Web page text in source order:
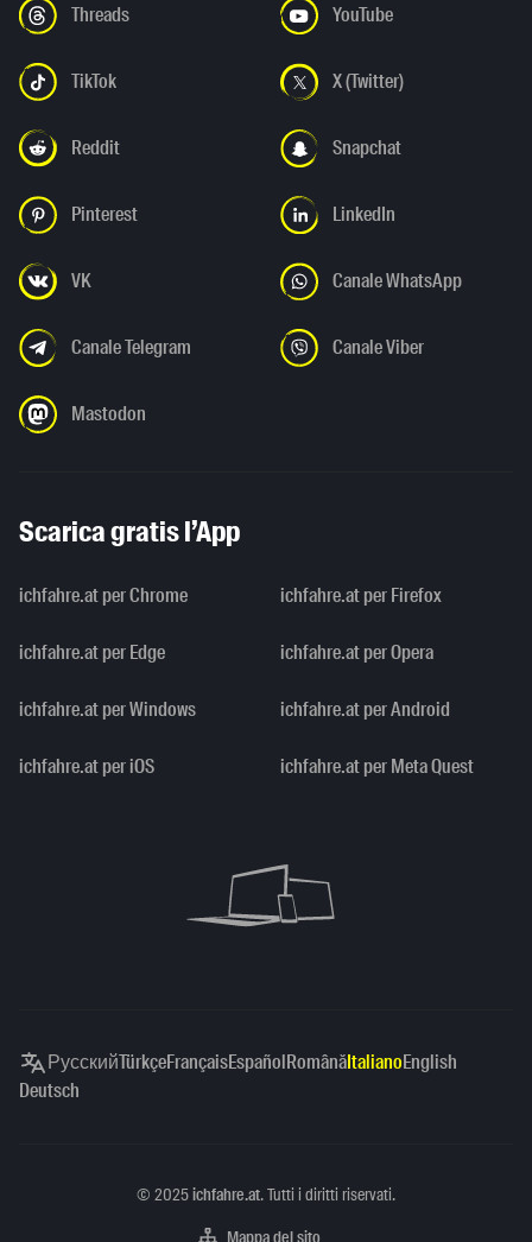
Threads YouTube
TikTok X (Twitter)
Reddit Snapchat
Pinterest LinkedIn
VK Canale WhatsApp
Canale Telegram Canale Viber
Mastodon
Scarica gratis l’App
ichfahre.at per Chrome ichfahre.at per Firefox
ichfahre.at per Edge ichfahre.at per Opera
ichfahre.at per Windows ichfahre.at per Android
ichfahre.at per iOS ichfahre.at per Meta Quest
РусскийTürkçeFrançaisEspañolRomânăItalianoEnglish
Deutsch
Copyright
© 2025ichfahre.at. Tutti i diritti riservati.